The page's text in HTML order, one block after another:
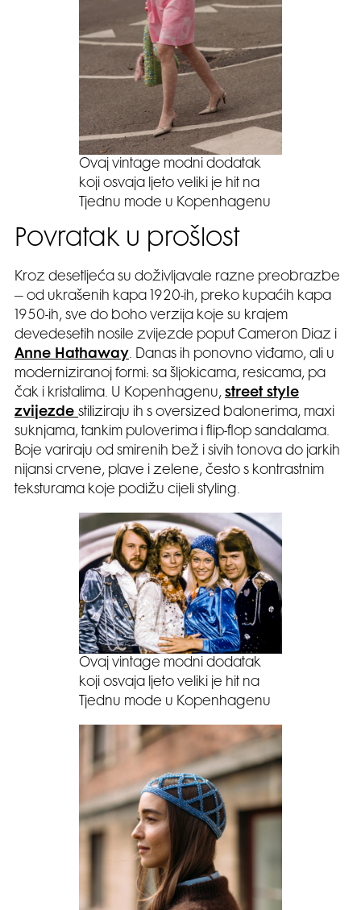
Ovaj vintage modni dodatak
koji osvaja ljeto veliki je hit na
Tjednu mode u Kopenhagenu
Povratak u prošlost
Kroz desetljeća su doživljavale razne preobrazbe
– od ukrašenih kapa 1920-ih, preko kupaćih kapa
1950-ih, sve do boho verzija koje su krajem
devedesetih nosile zvijezde poput Cameron Diaz i
Anne Hathaway. Danas ih ponovno viđamo, ali u
moderniziranoj formi: sa šljokicama, resicama, pa
čak i kristalima. U Kopenhagenu, street style
zvijezde stiliziraju ih s oversized balonerima, maxi
suknjama, tankim puloverima i flip-flop sandalama.
Boje variraju od smirenih bež i sivih tonova do jarkih
nijansi crvene, plave i zelene, često s kontrastnim
teksturama koje podižu cijeli styling.
Ovaj vintage modni dodatak
koji osvaja ljeto veliki je hit na
Tjednu mode u Kopenhagenu